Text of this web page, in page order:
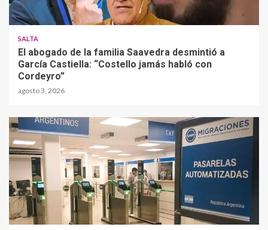
SALTA
El abogado de la familia Saavedra desmintió a
García Castiella: “Costello jamás habló con
Cordeyro”
agosto 3, 2026